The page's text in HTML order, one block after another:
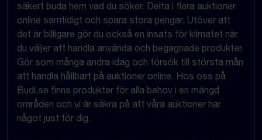
säkert buda hem vad du söker. Delta i flera auktioner
online samtidigt och spara stora pengar. Utöver att
det är billigare gör du också en insats för klimatet när
du väljer att handla använda och begagnade produkter.
Gör som många andra idag och försök till största mån
att handla hållbart på auktioner online. Hos oss på
Budi.se finns produkter för alla behov i en mängd
områden och vi är säkra på att våra auktioner har
något just för dig.